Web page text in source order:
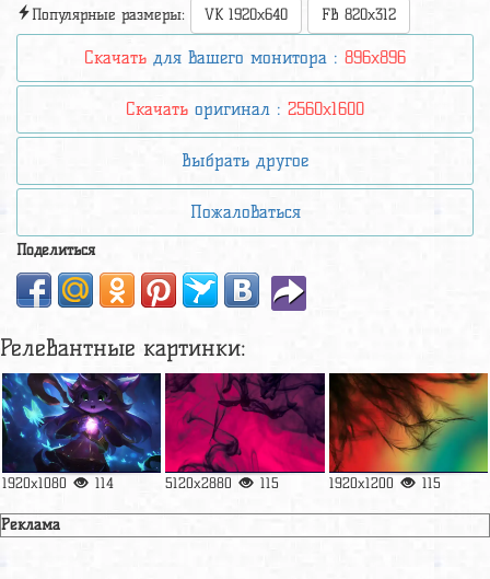
Популярные размеры:
VK 1920x640 FB 820x312
Скачать для вашего монитора : 896x896
Скачать оригинал : 2560x1600
Выбрать другое
Пожаловаться
Поделиться
Релевантные картинки:
1920x1080 114 5120x2880 115 1920x1200 115
Реклама